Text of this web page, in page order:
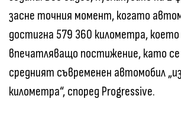
засне точния момент, когато
достигна 579 360 километра, което
впечатляващо постижение, като се
средният съвременен автомобил
километра“, според Progressive.